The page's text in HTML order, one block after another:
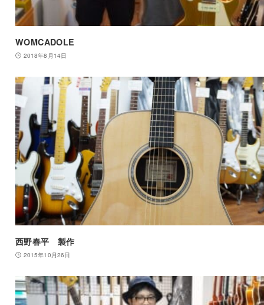
WOMCADOLE
2018年8月14日
西野春平 製作
2015年10月26日